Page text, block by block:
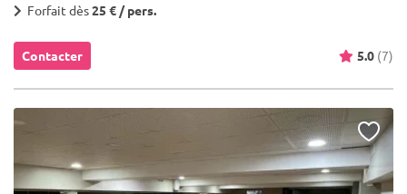
Forfait dès25 € / pers.
Contacter 5.0 (7)